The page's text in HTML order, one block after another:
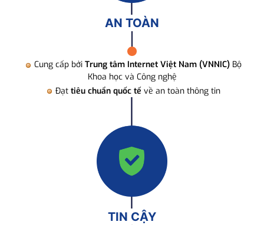
AN TOÀN
Cung cấp bởi Trung tâm Internet Việt Nam (VNNIC) Bộ
Khoa học và Công nghệ
Đạt tiêu chuẩn quốc tế về an toàn thông tin
TIN CẬY